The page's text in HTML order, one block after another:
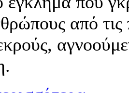
από